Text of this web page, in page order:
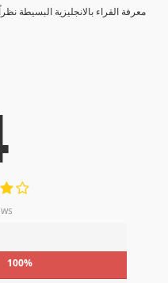
معرفة القراء بالانجليزية البسيطة
100%